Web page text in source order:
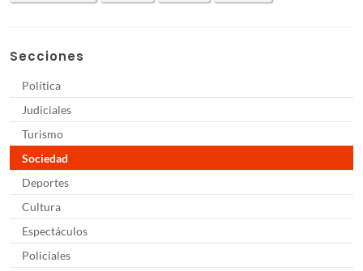
Secciones
Política
Judiciales
Turismo
Sociedad
Deportes
Cultura
Espectáculos
Policiales